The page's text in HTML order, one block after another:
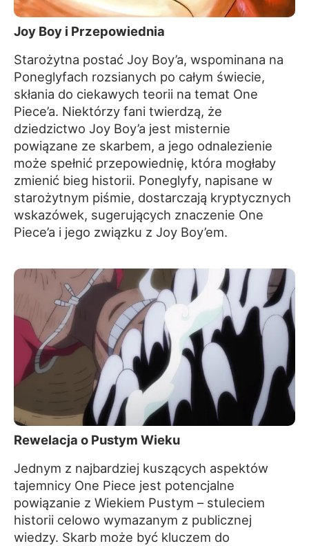
Joy Boy i Przepowiednia
Starożytna postać Joy Boy’a, wspominana na
Poneglyfach rozsianych po całym świecie,
skłania do ciekawych teorii na temat One
Piece’a. Niektórzy fani twierdzą, że
dziedzictwo Joy Boy’a jest misternie
powiązane ze skarbem, a jego odnalezienie
może spełnić przepowiednię, która mogłaby
zmienić bieg historii. Poneglyfy, napisane w
starożytnym piśmie, dostarczają kryptycznych
wskazówek, sugerujących znaczenie One
Piece’a i jego związku z Joy Boy’em.
Rewelacja o Pustym Wieku
Jednym z najbardziej kuszących aspektów
tajemnicy One Piece jest potencjalne
powiązanie z Wiekiem Pustym – stuleciem
historii celowo wymazanym z publicznej
wiedzy. Skarb może być kluczem do